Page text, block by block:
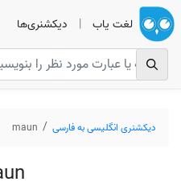
لغت یاب | دیکشنری‌ها
دیکشنری انگلیسی به فارسی maun